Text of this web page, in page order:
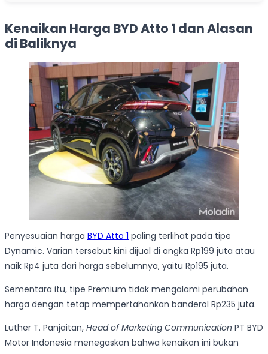
Kenaikan Harga BYD Atto 1 dan Alasan
di Baliknya
Penyesuaian harga BYD Atto 1 paling terlihat pada tipe
Dynamic. Varian tersebut kini dijual di angka Rp199 juta atau
naik Rp4 juta dari harga sebelumnya, yaitu Rp195 juta.
Sementara itu, tipe Premium tidak mengalami perubahan
harga dengan tetap mempertahankan banderol Rp235 juta.
Luther T. Panjaitan, Head of Marketing Communication PT BYD
Motor Indonesia menegaskan bahwa kenaikan ini bukan